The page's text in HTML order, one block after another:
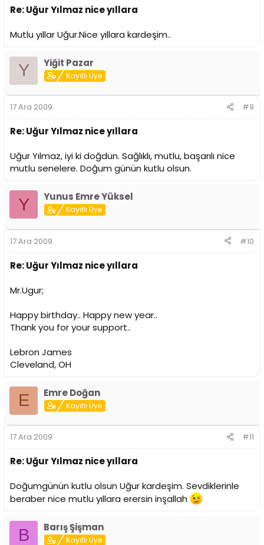
Re: Uğur Yılmaz nice yıllara
Mutlu yıllar Uğur.Nice yıllara kardeşim..
Y Yiğit Pazar
Kayıtlı Üye
17 Ara 2009 #9
Re: Uğur Yılmaz nice yıllara
Uğur Yılmaz, iyi ki doğdun. Sağlıklı, mutlu, başarılı nice
mutlu senelere. Doğum günün kutlu olsun.
Y Yunus Emre Yüksel
Kayıtlı Üye
17 Ara 2009 #10
Re: Uğur Yılmaz nice yıllara
Mr.Ugur;
Happy birthday.. Happy new year..
Thank you for your support..
Lebron James
Cleveland, OH
E Emre Doğan
Kayıtlı Üye
17 Ara 2009 #11
Re: Uğur Yılmaz nice yıllara
Doğumgünün kutlu olsun Uğur kardeşim. Sevdiklerinle
beraber nice mutlu yıllara erersin inşallah
B Barış Şişman
Kayıtlı Üye